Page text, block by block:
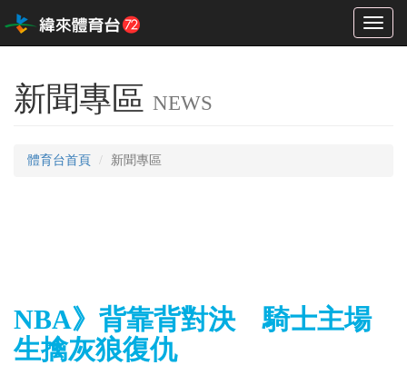
Toggle
新聞專區 NEWS
體育台首頁 新聞專區
NBA》背靠背對決 騎士主場
生擒灰狼復仇